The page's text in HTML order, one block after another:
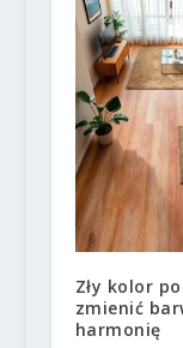
Zły kolor
zmienić
harmonię